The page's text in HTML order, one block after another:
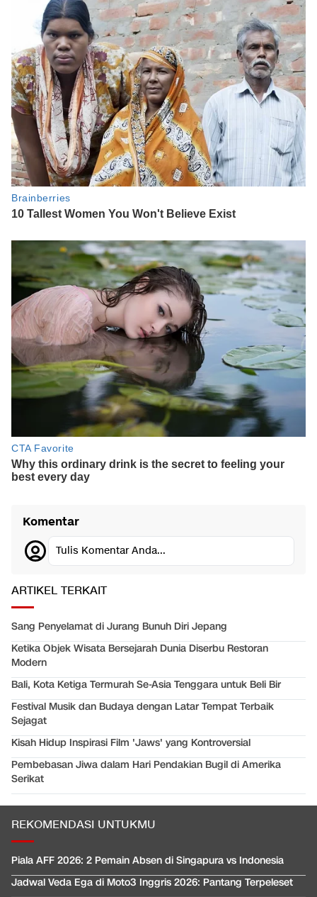
Komentar
Tulis Komentar Anda...
ARTIKEL TERKAIT
Sang Penyelamat di Jurang Bunuh Diri Jepang
Ketika Objek Wisata Bersejarah Dunia Diserbu Restoran
Modern
Bali, Kota Ketiga Termurah Se-Asia Tenggara untuk Beli Bir
Festival Musik dan Budaya dengan Latar Tempat Terbaik
Sejagat
Kisah Hidup Inspirasi Film 'Jaws' yang Kontroversial
Pembebasan Jiwa dalam Hari Pendakian Bugil di Amerika
Serikat
REKOMENDASI UNTUKMU
Piala AFF 2026: 2 Pemain Absen di Singapura vs Indonesia
Jadwal Veda Ega di Moto3 Inggris 2026: Pantang Terpeleset